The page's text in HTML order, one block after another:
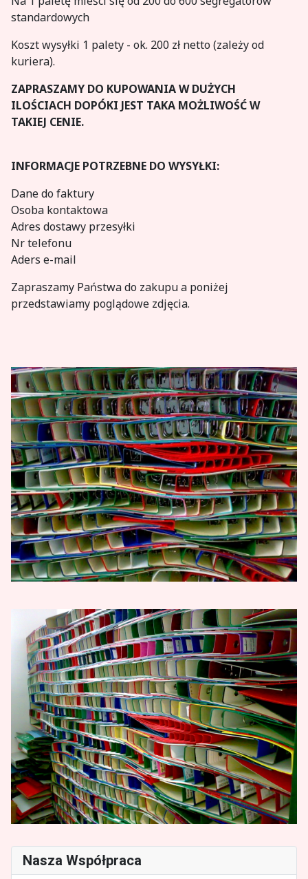
standardowych
Koszt wysyłki 1 palety - ok. 200 zł netto (zależy od
kuriera).
ZAPRASZAMY DO KUPOWANIA W DUŻYCH
ILOŚCIACH DOPÓKI JEST TAKA MOŻLIWOŚĆ W
TAKIEJ CENIE.
INFORMACJE POTRZEBNE DO WYSYŁKI:
Dane do faktury
Osoba kontaktowa
Adres dostawy przesyłki
Nr telefonu
Aders e-mail
Zapraszamy Państwa do zakupu a poniżej
przedstawiamy poglądowe zdjęcia.
Nasza Współpraca